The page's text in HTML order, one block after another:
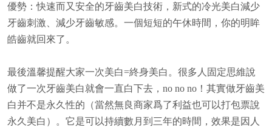
優勢：快速而又安全的牙齒美白技術，新式的冷光美白減少
牙齒刺激、減少牙齒敏感。一個短短的午休時間，你的明眸
皓齒就回來了。
最後溫馨提醒大家一次美白=終身美白。很多人固定思維說
做了一次牙齒美白就會一直白下去，no no no！其實做牙齒美
白并不是永久性的（當然無良商家爲了利益也可以打包票說
永久美白）。它是可以持續數月到三年的時間，效果是因人